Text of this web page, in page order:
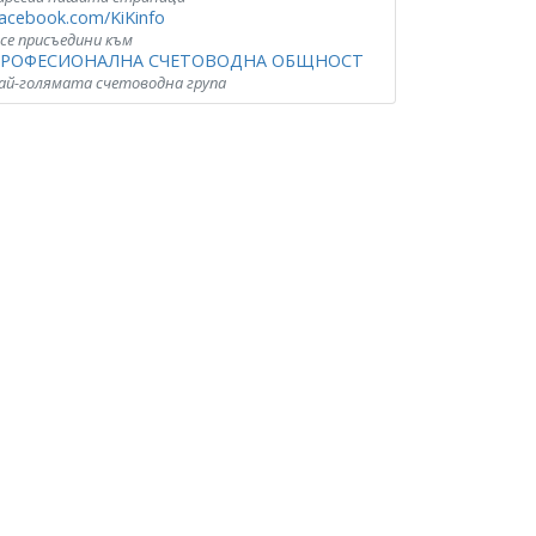
KiKinfo
присъедини към
СЧЕТОВОДНА ОБЩНОСТ
голямата счетоводна група